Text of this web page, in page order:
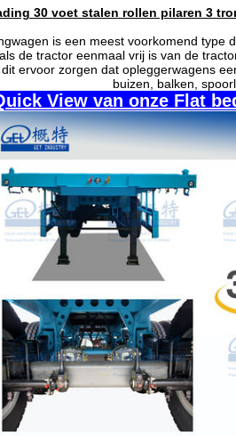
30 voet stalen rollen pilaren 3
is een meest voorkomend
de tractor eenmaal vrij is van de
ervoor zorgen dat opleggerwagens
buizen, balken,
View van onze Flat